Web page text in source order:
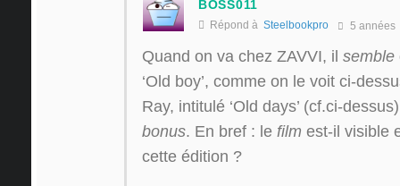
BOSS011
Répond à Steelbookpro 5 années
Quand on va chez ZAVVI, il semble
‘Old boy’, comme on le voit ci-
Ray, intitulé ‘Old days’ (cf.ci-
bonus. En bref : le film est-il visible
cette édition ?